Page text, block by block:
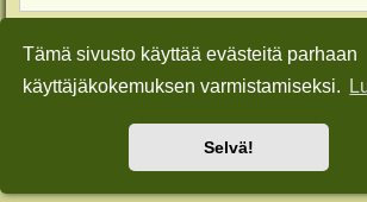
Tämä sivusto käyttää evästeitä parhaan
käyttäjäkokemuksen varmistamiseksi.
Selvä!
Etusivu Viesti Ylläpidolle
Keskustelufoorumin ohjelmistophpBB® Forum Software ©